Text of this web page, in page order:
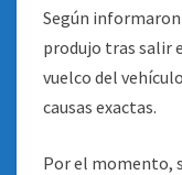
Según
produjo tras salir
vuelco del
causas exactas.
Por el momento,